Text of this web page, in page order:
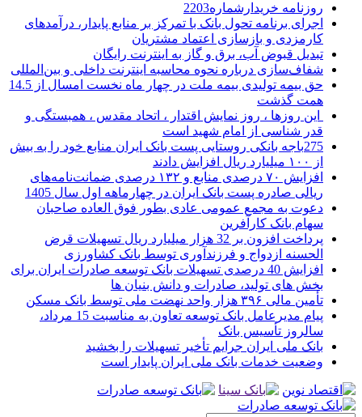
روزنامه خریدارشماره2203
اجرای برنامه تحول بانک با تمرکز بر منابع پایدار، درآمدهای
کارمزدی و بازسازی اعتماد مشتریان
تبدیل قبوض آب، برق و گاز به اینترنت رایگان
شفاف‌سازی درباره نحوه محاسبه اینترنت داخلی و بین‌المللی
حق بیمه تولیدی بیمه ملت در چهار ماه نخست امسال از 14.5
همت گذشت
این روزها ، روز نمایش اقتدار ، اتحاد مقدس ، همبستگی و
قدر شناسی از امام شهید است
275باجه بانکی روستایی پست بانک ایران منابع خود را به بیش
از ۱۰۰ میلیارد ریال افزایش دادند
افزایش ۷۰ درصدی منابع و ۱۳۲ درصدی ضمانت‌نامه‌های
ریالی صادره پست بانک ایران در چهارماهه اول سال 1405
دعوت به مجمع عمومی عادی بطور فوق العاده صاحبان
سهام بانک کارآفرین
پرداخت افزون بر 32 هزار میلیارد ریال تسهیلات قرض
الحسنه ازدواج و فرزندآوری توسط بانک کشاورزی
افزایش 40 درصدی تسهیلات بانک توسعه صادرات ایران برای
بخش های تولید، صادرات و دانش بنیان ها
تأمین مالی ۳۹۶ هزار واحد نهضت ملی توسط بانک مسکن
پیام مدیرعامل بانک توسعه تعاون به مناسبت 15 مرداد،
سالروز تأسیس بانک
بانک ملی ایران جرایم تأخیر تسهیلات را بخشید
وضعیت خدمات بانک ملی ایران پایدار است